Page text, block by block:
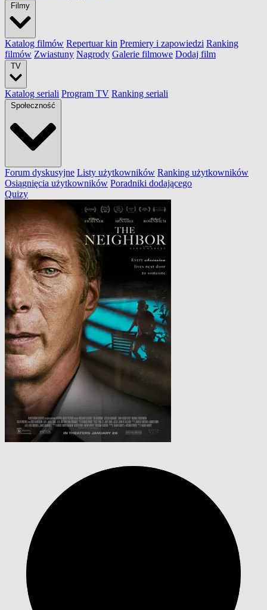
Filmy
Katalog filmów Repertuar kin Premiery i zapowiedzi Ranking
filmów Zwiastuny Nagrody Galerie filmowe Dodaj film
TV
Katalog seriali Program TV Ranking seriali
Społeczność
Forum dyskusyjne Listy użytkowników Ranking użytkowników
Osiągnięcia użytkowników Poradniki dodającego
Quizy